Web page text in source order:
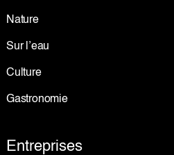
Nature
Sur l’eau
Culture
Gastronomie
Entreprises